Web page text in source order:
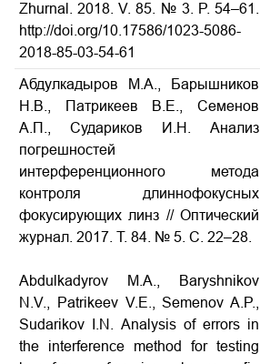
Zhurnal. 2018. V. 85. № 3. P. 54–61.
http://doi.org/10.17586/1023-5086-
2018-85-03-54-61
Абдулкадыров М.А., Барышников
Н.В., Патрикеев В.Е., Семенов
А.П., Судариков И.Н. Анализ
погрешностей
интерференционного метода
контроля длиннофокусных
фокусирующих линз // Оптический
журнал. 2017. Т. 84. № 5. С. 22–28.
Abdulkadyrov M.A., Baryshnikov
N.V., Patrikeev V.E., Semenov A.P.,
Sudarikov I.N. Analysis of errors in
the interference method for testing